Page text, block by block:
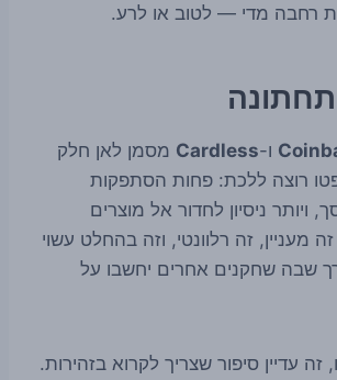
רחבה מדי — לטוב או לרע.
ו-Cardless מסמן לאן חלק
רוצה ללכת: פחות הסתפקות
ניסיון לחדור אל מוצרים
זה מעניין, זה רלוונטי, וזה בהחלט עשוי
שבה שחקנים אחרים יחשבו על
זה עדיין סיפור שצריך לקרוא בזהירות.